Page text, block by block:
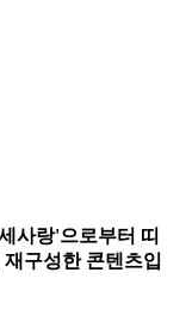
사랑'으로부터 띠
구성한 콘텐츠입